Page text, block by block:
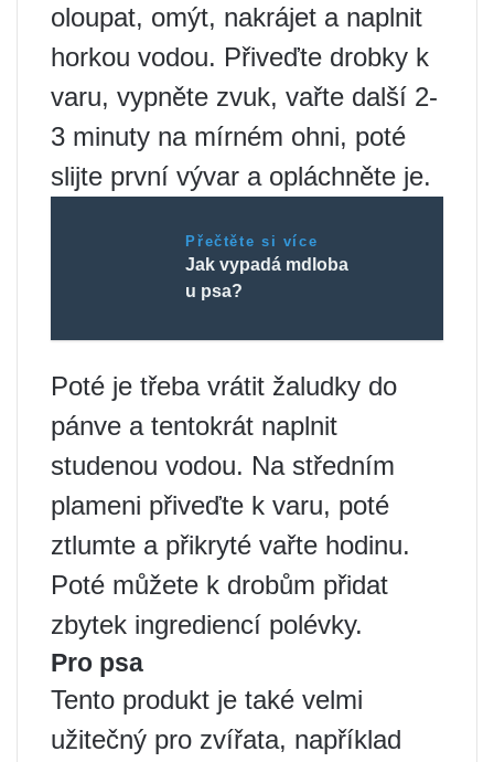
oloupat, omýt, nakrájet a naplnit
horkou vodou. Přiveďte drobky k
varu, vypněte zvuk, vařte další 2-
3 minuty na mírném ohni, poté
slijte první vývar a opláchněte je.
Přečtěte si více
Jak vypadá mdloba
u psa?
Poté je třeba vrátit žaludky do
pánve a tentokrát naplnit
studenou vodou. Na středním
plameni přiveďte k varu, poté
ztlumte a přikryté vařte hodinu.
Poté můžete k drobům přidat
zbytek ingrediencí polévky.
Pro psa
Tento produkt je také velmi
užitečný pro zvířata, například